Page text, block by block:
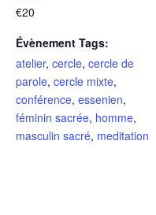
€20
Évènement Tags:
atelier, cercle, cercle de
parole, cercle mixte,
conférence, essenien,
féminin sacrée, homme,
masculin sacré, meditation